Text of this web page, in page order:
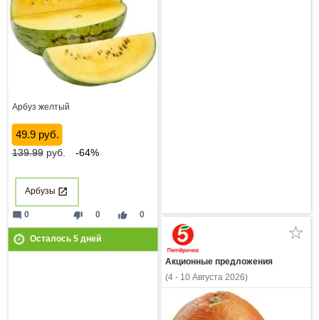
Арбуз желтый
49.9 руб.
139.99руб. -64%
Арбузы
thumb_down 0 thumb_up 0
mode_comment 0
Осталось 5дней
Акционные предложения
(4 - 10 Августа 2026)